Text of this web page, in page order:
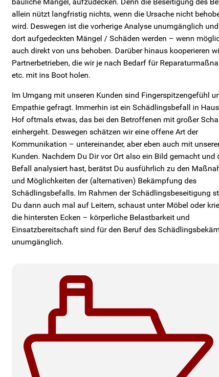
allein nützt langfristig nichts, wenn die Ursache nicht
wird. Deswegen ist die vorherige Analyse unumgänglich
dort aufgedeckten Mängel / Schäden werden – wenn
auch direkt von uns behoben. Darüber hinaus kooperieren
Partnerbetrieben, die wir je nach Bedarf für
etc. mit ins Boot holen.
Im Umgang mit unseren Kunden sind Fingerspitzengefühl
Empathie gefragt. Immerhin ist ein Schädlingsbefall in
Hof oftmals etwas, das bei den Betroffenen mit großer
einhergeht. Deswegen schätzen wir eine offene Art der
Kommunikation – untereinander, aber eben auch mit
Kunden. Nachdem Du Dir vor Ort also ein Bild gemacht und
Befall analysiert hast, berätst Du ausführlich zu den
und Möglichkeiten der (alternativen) Bekämpfung des
Schädlingsbefalls. Im Rahmen der Schädlingsbeseitigung
Du dann auch mal auf Leitern, schaust unter Möbel oder
die hintersten Ecken – körperliche Belastbarkeit und
Einsatzbereitschaft sind für den Beruf des
unumgänglich.